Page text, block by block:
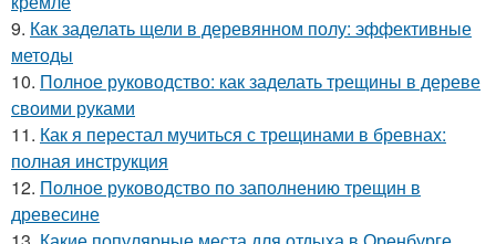
9. Как заделать щели в деревянном полу: эффективные
методы
10. Полное руководство: как заделать трещины в дереве
своими руками
11. Как я перестал мучиться с трещинами в бревнах:
полная инструкция
12. Полное руководство по заполнению трещин в
древесине